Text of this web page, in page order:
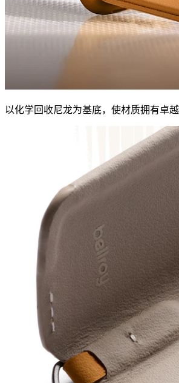
以化学回收尼龙为基底，使材质拥有卓